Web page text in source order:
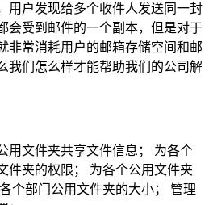
用户发现给多个收件人发送同一封
会受到邮件的一个副本，但是对于
非常消耗用户的邮箱存储空间和邮
我们怎么样才能帮助我们的公司解
文件夹共享文件信息； 为各个
件夹的权限； 为各个公用文件夹
个部门公用文件夹的大小； 管理